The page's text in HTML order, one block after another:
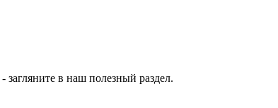
- загляните в наш полезный раздел.